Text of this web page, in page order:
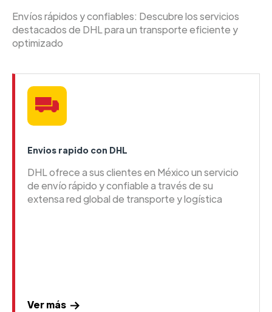
Envíos rápidos y confiables: Descubre los servicios
destacados de DHL para un transporte eficiente y
optimizado
Envios rapido con DHL
DHL ofrece a sus clientes en México un servicio
de envío rápido y confiable a través de su
extensa red global de transporte y logística
Ver más